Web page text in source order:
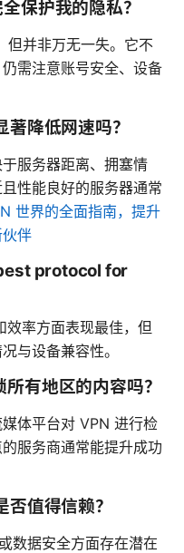
保护我的隐私？
但并非万无一失。它不
需注意账号安全、设备
降低网速吗？
服务器距离、拥塞情
性能良好的服务器通常
世界的全面指南，提升
伴
protocol for
率方面表现最佳，但
与设备兼容性。
有地区的内容吗？
体平台对 VPN 进行检
服务商通常能提升成功
值得信赖？
数据安全方面存在潜在